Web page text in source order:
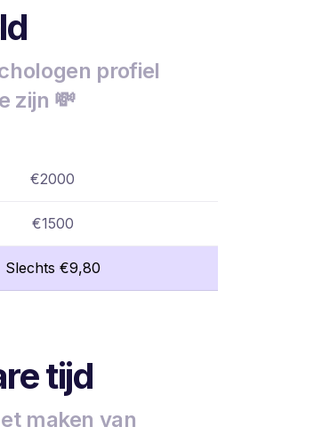
profiel
zijn 💸
€2000
€1500
Slechts €9,80
tijd
maken van